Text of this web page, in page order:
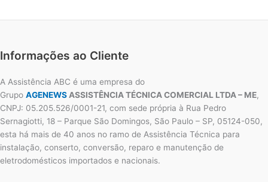
Informações ao Cliente
A Assistência ABC é uma empresa do
Grupo AGENEWS ASSISTÊNCIA TÉCNICA COMERCIAL LTDA – ME,
CNPJ: 05.205.526/0001-21, com sede própria à Rua Pedro
Sernagiotti, 18 – Parque São Domingos, São Paulo – SP, 05124-050,
esta há mais de 40 anos no ramo de Assistência Técnica para
instalação, conserto, conversão, reparo e manutenção de
eletrodomésticos importados e nacionais.